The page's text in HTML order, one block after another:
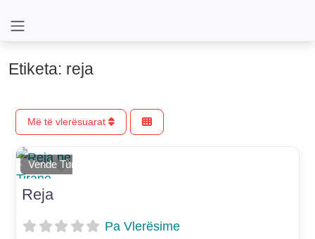
Etiketa: reja
Më të vlerësuarat
Shtoje si të preferuar
Vende Turistike
E mëparshme
Më Tej
Reja
Pa Vlerësime